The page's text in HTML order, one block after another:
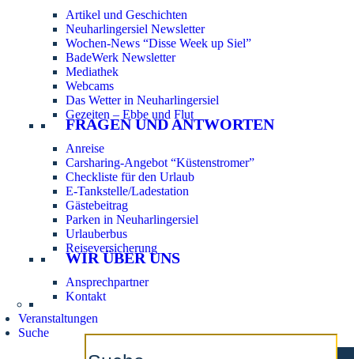
Artikel und Geschichten
Neuharlingersiel Newsletter
Wochen-News “Disse Week up Siel”
BadeWerk Newsletter
Mediathek
Webcams
Das Wetter in Neuharlingersiel
Gezeiten – Ebbe und Flut
FRAGEN UND ANTWORTEN
Anreise
Carsharing-Angebot “Küstenstromer”
Checkliste für den Urlaub
E-Tankstelle/Ladestation
Gästebeitrag
Parken in Neuharlingersiel
Urlauberbus
Reiseversicherung
WIR ÜBER UNS
Ansprechpartner
Kontakt
Veranstaltungen
Suche